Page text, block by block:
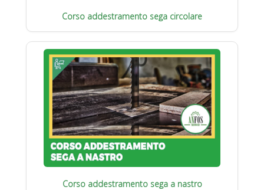
Corso addestramento sega circolare
Corso addestramento sega a nastro